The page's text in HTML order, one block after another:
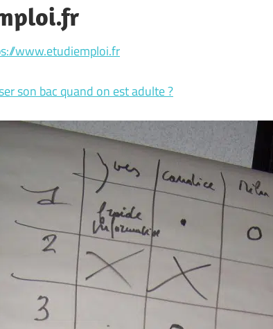
www.etudiemploi.fr
son bac quand on est adulte ?